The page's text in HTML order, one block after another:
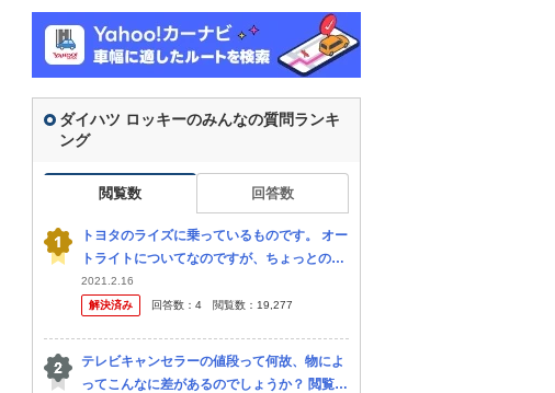
ダイハツ ロッキーのみんなの質問ランキ
ング
閲覧数 回答数
トヨタのライズに乗っているものです。 オー
トライトについてなのですが、ちょっとの影
でライトがついてしまったり明るいところに
出てもしばらくしないとライトが消えなかっ
2021.2.16
解決済み
回答数： 4 閲覧数： 19,277
テレビキャンセラーの値段って何故、物によ
ってこんなに差があるのでしょうか？ 閲覧あ